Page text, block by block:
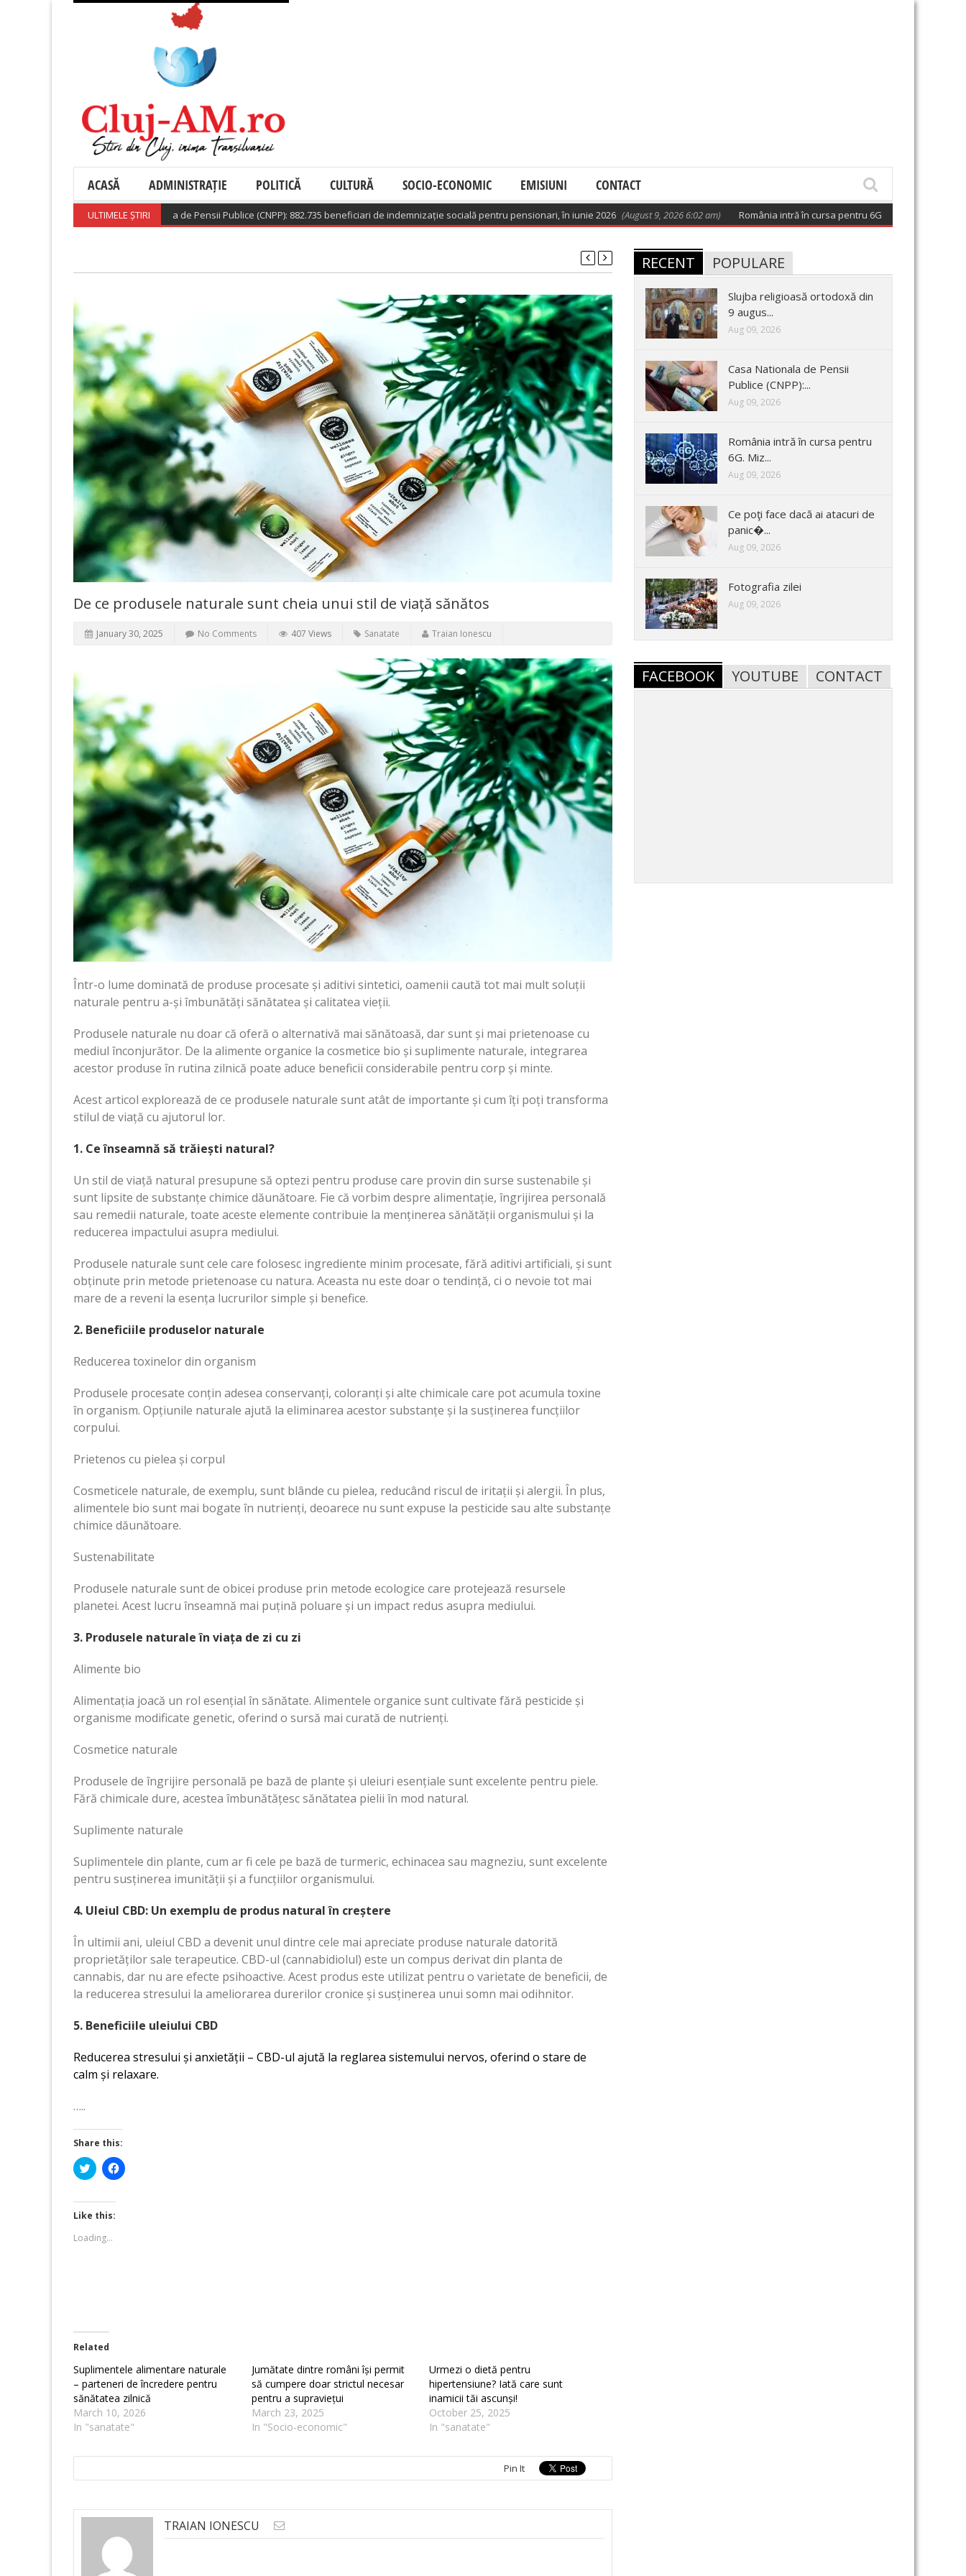
ACASĂ ADMINISTRAȚIE POLITICĂ CULTURĂ SOCIO-ECONOMIC EMISIUNI CONTACT
ULTIMELE ȘTIRI
Casa Nationala de Pensii Publice (CNPP): 882.735 beneficiari de indemnizație socială pentru pensionari, în iunie 2026 (August 9, 2026 6:02 am) România intră în cursa pentru 6G. Miza: tehnologia care va
De ce produsele naturale sunt cheia unui stil de viață sănătos
January 30, 2025 No Comments 407 Views Sanatate Traian Ionescu
Într-o lume dominată de produse procesate și aditivi sintetici, oamenii caută tot mai mult soluții
naturale pentru a-și îmbunătăți sănătatea și calitatea vieții.
Produsele naturale nu doar că oferă o alternativă mai sănătoasă, dar sunt și mai prietenoase cu
mediul înconjurător. De la alimente organice la cosmetice bio și suplimente naturale, integrarea
acestor produse în rutina zilnică poate aduce beneficii considerabile pentru corp și minte.
Acest articol explorează de ce produsele naturale sunt atât de importante și cum îți poți transforma
stilul de viață cu ajutorul lor.
1. Ce înseamnă să trăiești natural?
Un stil de viață natural presupune să optezi pentru produse care provin din surse sustenabile și
sunt lipsite de substanțe chimice dăunătoare. Fie că vorbim despre alimentație, îngrijirea personală
sau remedii naturale, toate aceste elemente contribuie la menținerea sănătății organismului și la
reducerea impactului asupra mediului.
Produsele naturale sunt cele care folosesc ingrediente minim procesate, fără aditivi artificiali, și sunt
obținute prin metode prietenoase cu natura. Aceasta nu este doar o tendință, ci o nevoie tot mai
mare de a reveni la esența lucrurilor simple și benefice.
2. Beneficiile produselor naturale
Reducerea toxinelor din organism
Produsele procesate conțin adesea conservanți, coloranți și alte chimicale care pot acumula toxine
în organism. Opțiunile naturale ajută la eliminarea acestor substanțe și la susținerea funcțiilor
corpului.
Prietenos cu pielea și corpul
Cosmeticele naturale, de exemplu, sunt blânde cu pielea, reducând riscul de iritații și alergii. În plus,
alimentele bio sunt mai bogate în nutrienți, deoarece nu sunt expuse la pesticide sau alte substanțe
chimice dăunătoare.
Sustenabilitate
Produsele naturale sunt de obicei produse prin metode ecologice care protejează resursele
planetei. Acest lucru înseamnă mai puțină poluare și un impact redus asupra mediului.
3. Produsele naturale în viața de zi cu zi
Alimente bio
Alimentația joacă un rol esențial în sănătate. Alimentele organice sunt cultivate fără pesticide și
organisme modificate genetic, oferind o sursă mai curată de nutrienți.
Cosmetice naturale
Produsele de îngrijire personală pe bază de plante și uleiuri esențiale sunt excelente pentru piele.
Fără chimicale dure, acestea îmbunătățesc sănătatea pielii în mod natural.
Suplimente naturale
Suplimentele din plante, cum ar fi cele pe bază de turmeric, echinacea sau magneziu, sunt excelente
pentru susținerea imunității și a funcțiilor organismului.
4. Uleiul CBD: Un exemplu de produs natural în creștere
În ultimii ani, uleiul CBD a devenit unul dintre cele mai apreciate produse naturale datorită
proprietăților sale terapeutice. CBD-ul (cannabidiolul) este un compus derivat din planta de
cannabis, dar nu are efecte psihoactive. Acest produs este utilizat pentru o varietate de beneficii, de
la reducerea stresului la ameliorarea durerilor cronice și susținerea unui somn mai odihnitor.
5. Beneficiile uleiului CBD
Reducerea stresului și anxietății – CBD-ul ajută la reglarea sistemului nervos, oferind o stare de
calm și relaxare.
…..
Share this:
Click
to
Twitter
(Opens
in
new
window)
Click
to
Like this:
Loading...
Related
Suplimentele alimentare naturale
– parteneri de încredere pentru
sănătatea zilnică
March 10, 2026
In "sanatate"
Jumătate dintre români își permit
să cumpere doar strictul necesar
pentru a supraviețui
March 23, 2025
In "Socio-economic"
Urmezi o dietă pentru
hipertensiune? Iată care sunt
inamicii tăi ascunși!
October 25, 2025
In "sanatate"
Pin It
TRAIAN IONESCU
RECENT POPULARE
Slujba religioasă ortodoxă din
9 augus...
Aug 09, 2026
Casa Nationala de Pensii
Publice (CNPP):...
Aug 09, 2026
România intră în cursa pentru
6G. Miz...
Aug 09, 2026
Ce poţi face dacă ai atacuri de
panic�...
Aug 09, 2026
Fotografia zilei
Aug 09, 2026
FACEBOOK YOUTUBE CONTACT